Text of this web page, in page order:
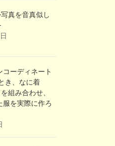
真を音真似し
コーディネート
き、なに着
組み合わせ、
服を実際に作ろ